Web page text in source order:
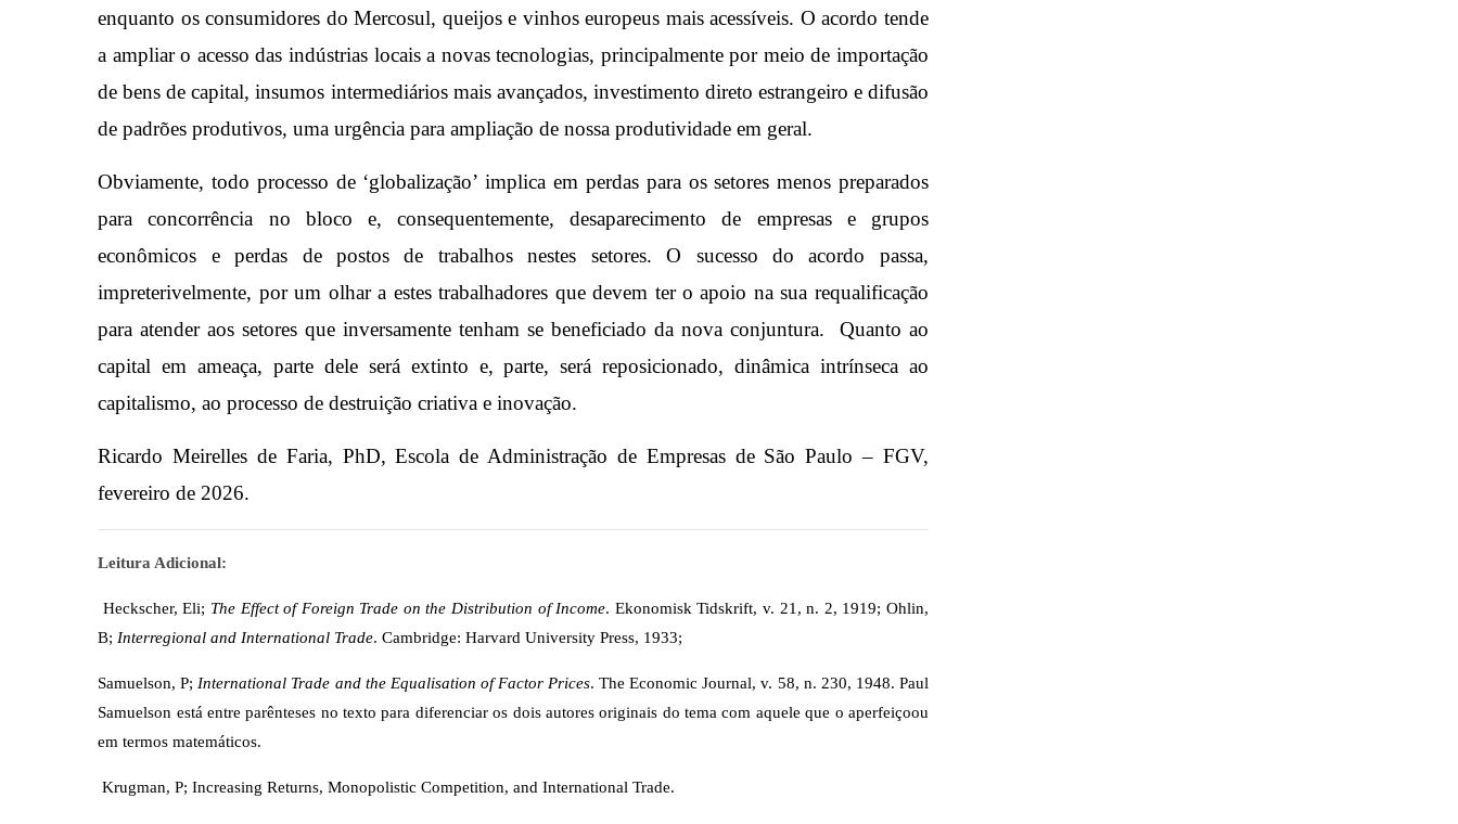
enquanto os consumidores do Mercosul, queijos e vinhos europeus mais acessíveis. O acordo tende
a ampliar o acesso das indústrias locais a novas tecnologias, principalmente por meio de importação
de bens de capital, insumos intermediários mais avançados, investimento direto estrangeiro e difusão
de padrões produtivos, uma urgência para ampliação de nossa produtividade em geral.
Obviamente, todo processo de ‘globalização’ implica em perdas para os setores menos preparados
para concorrência no bloco e, consequentemente, desaparecimento de empresas e grupos
econômicos e perdas de postos de trabalhos nestes setores. O sucesso do acordo passa,
impreterivelmente, por um olhar a estes trabalhadores que devem ter o apoio na sua requalificação
para atender aos setores que inversamente tenham se beneficiado da nova conjuntura. Quanto ao
capital em ameaça, parte dele será extinto e, parte, será reposicionado, dinâmica intrínseca ao
capitalismo, ao processo de destruição criativa e inovação.
Ricardo Meirelles de Faria, PhD, Escola de Administração de Empresas de São Paulo – FGV,
fevereiro de 2026.
Leitura Adicional:
Heckscher, Eli; The Effect of Foreign Trade on the Distribution of Income. Ekonomisk Tidskrift, v. 21, n. 2, 1919; Ohlin,
B; Interregional and International Trade. Cambridge: Harvard University Press, 1933;
Samuelson, P; International Trade and the Equalisation of Factor Prices. The Economic Journal, v. 58, n. 230, 1948. Paul
Samuelson está entre parênteses no texto para diferenciar os dois autores originais do tema com aquele que o aperfeiçoou
em termos matemáticos.
Krugman, P; Increasing Returns, Monopolistic Competition, and International Trade.